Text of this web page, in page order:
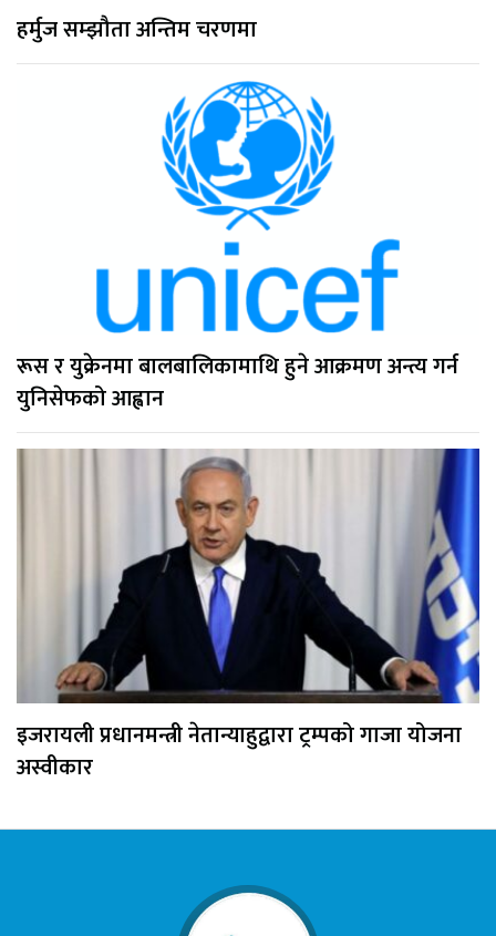
हर्मुज सम्झौता अन्तिम चरणमा
रूस र युक्रेनमा बालबालिकामाथि हुने आक्रमण अन्त्य गर्न
युनिसेफको आह्वान
इजरायली प्रधानमन्त्री नेतान्याहुद्वारा ट्रम्पको गाजा योजना
अस्वीकार